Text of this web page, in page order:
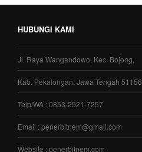
HUBUNGI KAMI
Jl. Raya Wangandowo, Kec. Bojong,
Kab. Pekalongan, Jawa Tengah 51156
Telp/WA : 0853-2521-7257
Email : penerbitnem@gmail.com
Website : penerbitnem.com